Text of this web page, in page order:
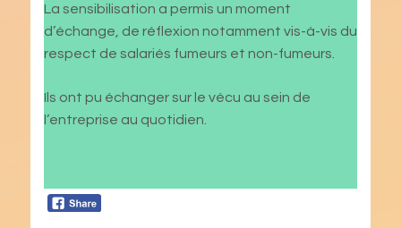
La sensibilisation a permis un moment
d’échange, de réflexion notamment vis-à-vis du
respect de salariés fumeurs et non-fumeurs.
Ils ont pu échanger sur le vécu au sein de
l’entreprise au quotidien.